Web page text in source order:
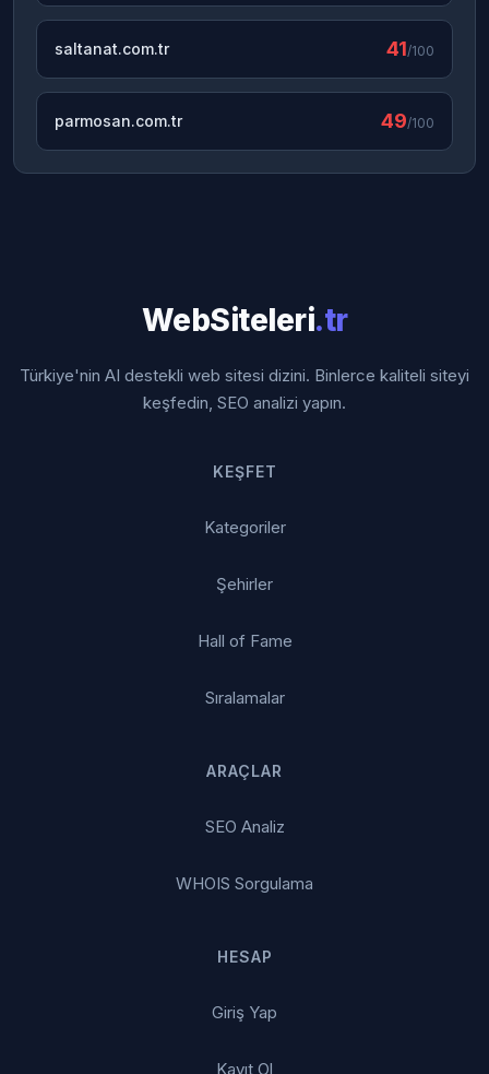
saltanat.com.tr 41/100
parmosan.com.tr 49/100
WebSiteleri.tr
Türkiye'nin AI destekli web sitesi dizini. Binlerce kaliteli siteyi
keşfedin, SEO analizi yapın.
KEŞFET
Kategoriler
Şehirler
Hall of Fame
Sıralamalar
ARAÇLAR
SEO Analiz
WHOIS Sorgulama
HESAP
Giriş Yap
Kayıt Ol